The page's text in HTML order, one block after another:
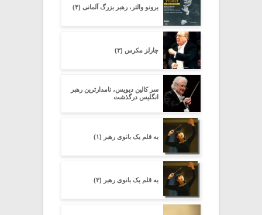
برونو والتر، رهبر بزرگ آلمانی (۴)
چارلز مکرس (۳)
سر کالین دیویس، نامدارترین رهبر
انگلیس درگذشت
به قلم یک بانوی رهبر (۱)
به قلم یک بانوی رهبر (۳)